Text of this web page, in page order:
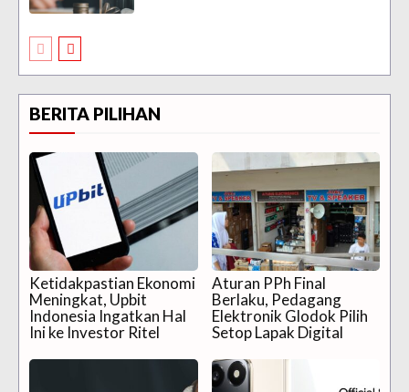
BERITA PILIHAN
Ketidakpastian Ekonomi
Meningkat, Upbit
Indonesia Ingatkan Hal
Ini ke Investor Ritel
Aturan PPh Final
Berlaku, Pedagang
Elektronik Glodok Pilih
Setop Lapak Digital